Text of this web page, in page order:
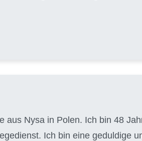
aus Nysa in Polen. Ich bin 48
Ich bin eine geduldige